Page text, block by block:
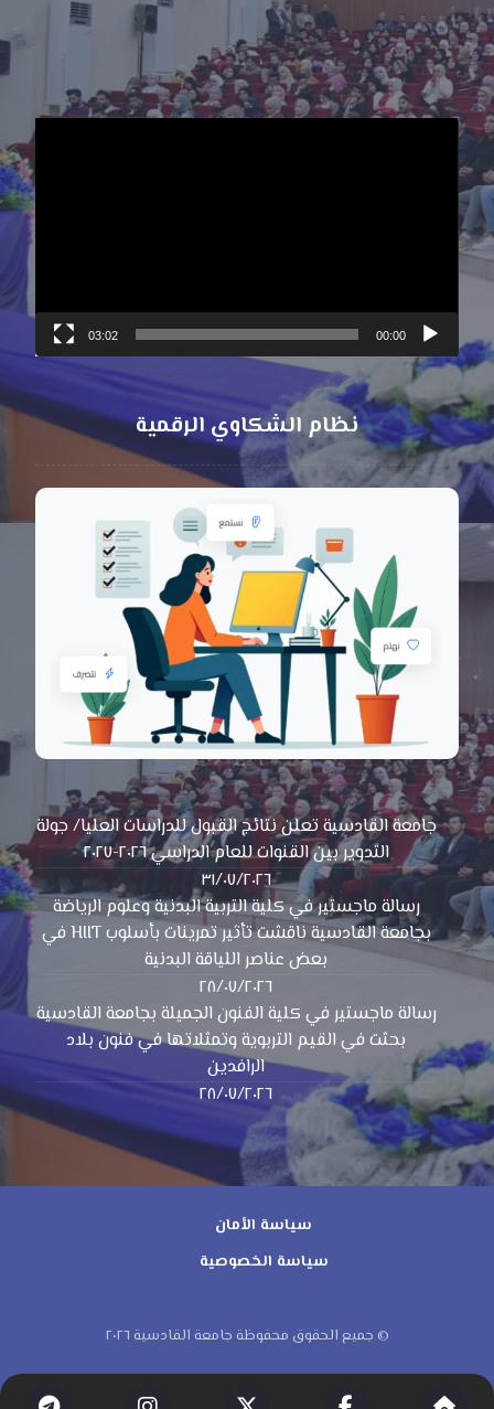
00:00
03:02
نظام الشكاوي الرقمية
جامعة القادسية تعلن نتائج القبول للدراسات العليا/ جولة
التدوير بين القنوات للعام الدراسي ٢٠٢٦-٢٠٢٧
٣١/٠٧/٢٠٢٦
رسالة ماجستير في كلية التربية البدنية وعلوم الرياضة
بجامعة القادسية ناقشت تأثير تمرينات بأسلوب HIIT في
بعض عناصر اللياقة البدنية
٢٨/٠٧/٢٠٢٦
رسالة ماجستير في كلية الفنون الجميلة بجامعة القادسية
بحثت في القيم التربوية وتمثلاتها في فنون بلاد
الرافدين
٢٨/٠٧/٢٠٢٦
سياسة الأمان
سياسة الخصوصية
© جميع الحقوق محفوظة جامعة القادسية ٢٠٢٦